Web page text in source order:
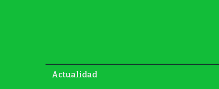
Actualidad